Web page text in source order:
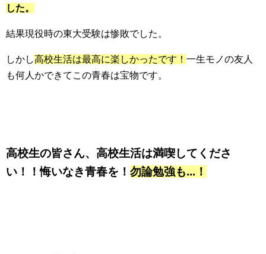
した。
結果現役時の東大受験は惨敗でした。
しかし高校生活は最高に楽しかったです！ 一生モノの友人
も何人かできてこの青春は宝物です。
高校生の皆さん、高校生活は満喫してくださ
い！！悔いなき青春を！ 勿論勉強も...！